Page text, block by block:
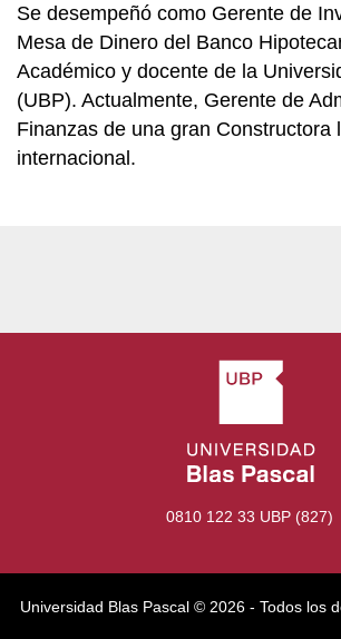
Se desempeñó como Gerente de
Mesa de Dinero del Banco
Académico y docente de la
(UBP). Actualmente, Gerente de
Finanzas de una gran Constructora
internacional.
0810 122 33 UBP (827)
Universidad Blas Pascal ©️ 2026 - Todos los